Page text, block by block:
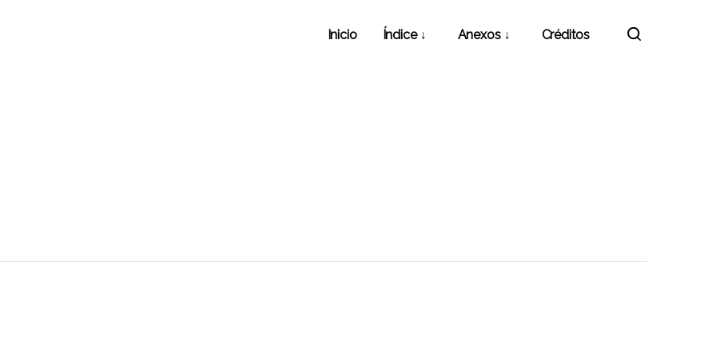
Inicio Índice Anexos Créditos